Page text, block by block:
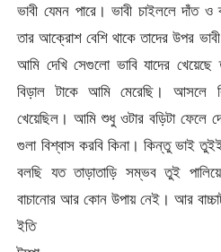
ভাবী যেমন পারে। ভাবী চাইললে দাঁত ও
তার আক্রোশ বেশি থাকে তাদের উপর
আমি দেখি সেগুলো ভাবি যাদের
বিড়াল টাকে আমি মেরেছি। আসলে
খেয়েছিল। আমি শুধু ওটার বড়িটা ফেলে
গুলা বিশ্বাস করবি কিনা। কিন্তু ভাই
বলছি যত তাড়াতাড়ি সম্ভব তুই
বাচানোর আর কোন উপায় নেই। আর
ইতি